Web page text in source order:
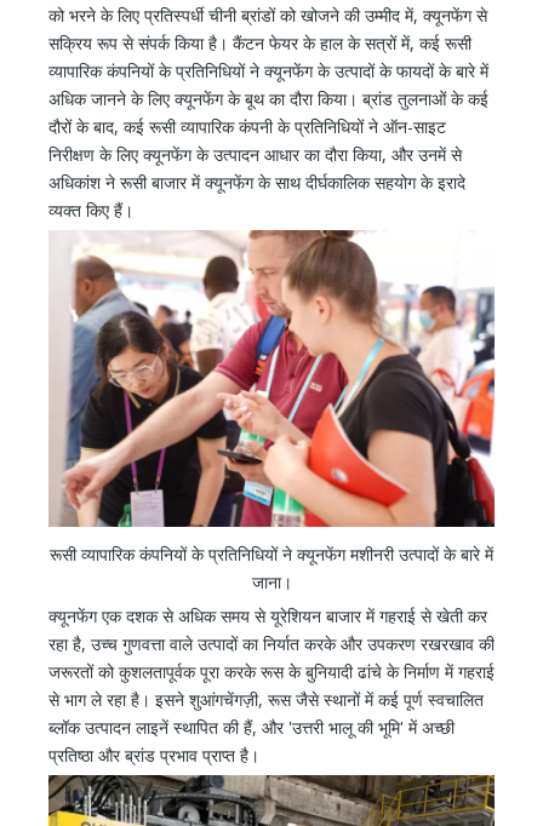
को भरने के लिए प्रतिस्पर्धी चीनी ब्रांडों को खोजने की उम्मीद में, क्यूनफेंग से
सक्रिय रूप से संपर्क किया है। कैंटन फेयर के हाल के सत्रों में, कई रूसी
व्यापारिक कंपनियों के प्रतिनिधियों ने क्यूनफेंग के उत्पादों के फायदों के बारे में
अधिक जानने के लिए क्यूनफेंग के बूथ का दौरा किया। ब्रांड तुलनाओं के कई
दौरों के बाद, कई रूसी व्यापारिक कंपनी के प्रतिनिधियों ने ऑन-साइट
निरीक्षण के लिए क्यूनफेंग के उत्पादन आधार का दौरा किया, और उनमें से
अधिकांश ने रूसी बाजार में क्यूनफेंग के साथ दीर्घकालिक सहयोग के इरादे
व्यक्त किए हैं।
रूसी व्यापारिक कंपनियों के प्रतिनिधियों ने क्यूनफेंग मशीनरी उत्पादों के बारे में
जाना।
क्यूनफेंग एक दशक से अधिक समय से यूरेशियन बाजार में गहराई से खेती कर
रहा है, उच्च गुणवत्ता वाले उत्पादों का निर्यात करके और उपकरण रखरखाव की
जरूरतों को कुशलतापूर्वक पूरा करके रूस के बुनियादी ढांचे के निर्माण में गहराई
से भाग ले रहा है। इसने शुआंगचेंगज़ी, रूस जैसे स्थानों में कई पूर्ण स्वचालित
ब्लॉक उत्पादन लाइनें स्थापित की हैं, और 'उत्तरी भालू की भूमि' में अच्छी
प्रतिष्ठा और ब्रांड प्रभाव प्राप्त है।